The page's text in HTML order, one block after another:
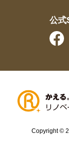
公式
Copyright ©